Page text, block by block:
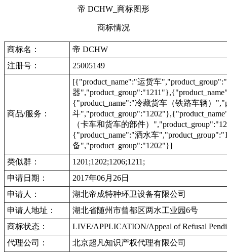
帝 DCHW_商标图形
商标情况
商标名：
帝 DCHW
注册号：
25005149
商品/服务：
[{"product_name":"运货车
器
{"product_name":"冷藏货车（铁路车辆）
斗
（卡车和货车的部件）
{"product_name":"洒水车
备","product_group":"1202"}]
类似群：
1201;1202;1206;1211;
申请日期：
2017年06月26日
申请人：
湖北帝成特种环卫设备有限公司
申请人地址：
湖北省随州市曾都区两水工业园6号
商标状态：
LIVE/APPLICATION/Appeal of Refusal
代理公司：
北京超凡知识产权代理有限公司